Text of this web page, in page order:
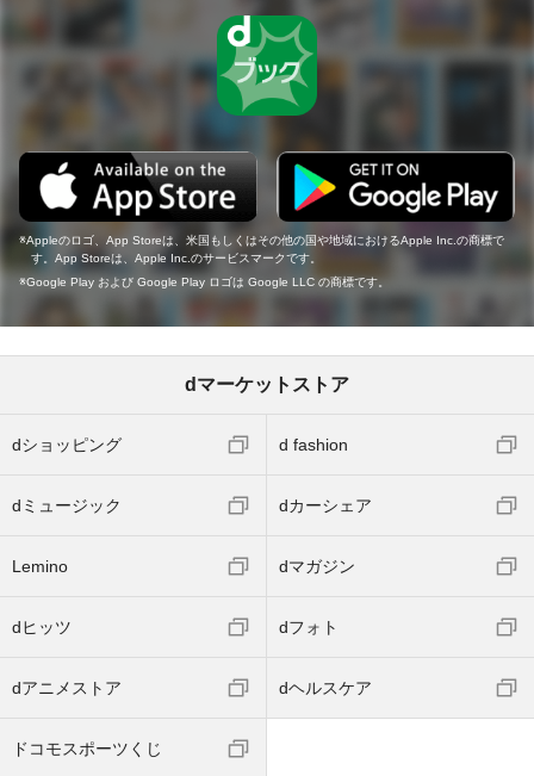
Appleのロゴ、App Storeは、米国もしくはその他の国や地域におけるApple Inc.の商標で
す。App Storeは、Apple Inc.のサービスマークです。
Google Play および Google Play ロゴは Google LLC の商標です。
dマーケットストア
dショッピング d fashion
dミュージック dカーシェア
Lemino dマガジン
dヒッツ dフォト
dアニメストア dヘルスケア
ドコモスポーツくじ